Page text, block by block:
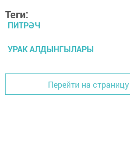
Теги:
ПИТРӘЧ
УРАК АЛДЫНГЫЛАРЫ
Перейти на